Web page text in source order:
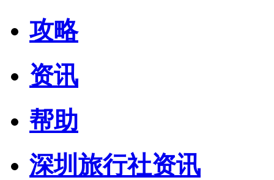
攻略
资讯
帮助
深圳旅行社资讯